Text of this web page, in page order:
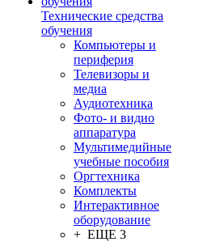
Технические средства
обучения
Компьютеры и
периферия
Телевизоры и
медиа
Аудиотехника
Фото- и видио
аппаратура
Мультимедийные
учебные пособия
Оргтехника
Комплекты
Интерактивное
оборудование
+ ЕЩЕ 3